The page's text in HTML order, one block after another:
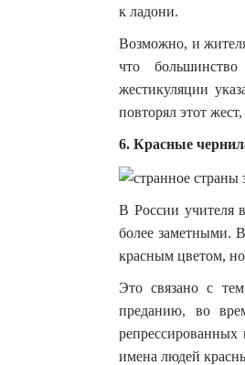
к ладони.
Возможно, и
что
жестикуляции
повторял этот
6. Красные
В России учителя
более заметными.
красным цветом,
Это связано с
преданию, во
имена людей